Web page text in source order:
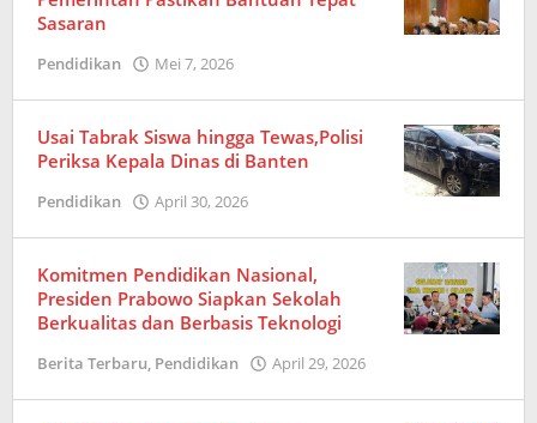
Sasaran
Pendidikan Mei 7, 2026
Usai Tabrak Siswa hingga Tewas,Polisi
Periksa Kepala Dinas di Banten
Pendidikan April 30, 2026
Komitmen Pendidikan Nasional,
Presiden Prabowo Siapkan Sekolah
Berkualitas dan Berbasis Teknologi
Berita Terbaru, Pendidikan April 29, 2026